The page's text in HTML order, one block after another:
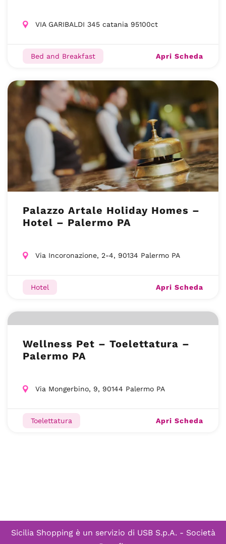
VIA GARIBALDI 345 catania 95100ct
Bed and Breakfast Apri Scheda
Palazzo Artale Holiday Homes –
Hotel – Palermo PA
Via Incoronazione, 2-4, 90134 Palermo PA
Hotel Apri Scheda
Wellness Pet – Toelettatura –
Palermo PA
Via Mongerbino, 9, 90144 Palermo PA
Toelettatura Apri Scheda
Sicilia Shopping è un servizio di USB S.p.A. - Società